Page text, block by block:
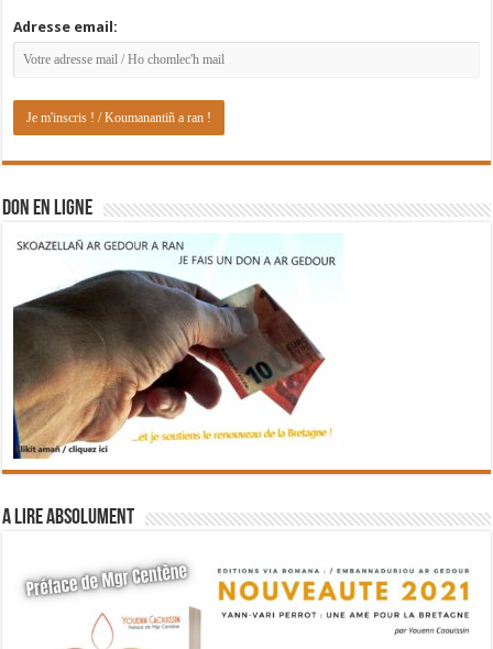
Adresse email:
DON EN LIGNE
A lire absolument